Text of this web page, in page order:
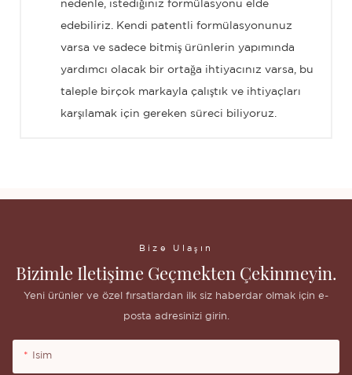
nedenle, istediğiniz formülasyonu elde
edebiliriz. Kendi patentli formülasyonunuz
varsa ve sadece bitmiş ürünlerin yapımında
yardımcı olacak bir ortağa ihtiyacınız varsa, bu
taleple birçok markayla çalıştık ve ihtiyaçları
karşılamak için gereken süreci biliyoruz.
Bize Ulaşın
Bizimle Iletişime Geçmekten Çekinmeyin.
Yeni ürünler ve özel fırsatlardan ilk siz haberdar olmak için e-
posta adresinizi girin.
Isim